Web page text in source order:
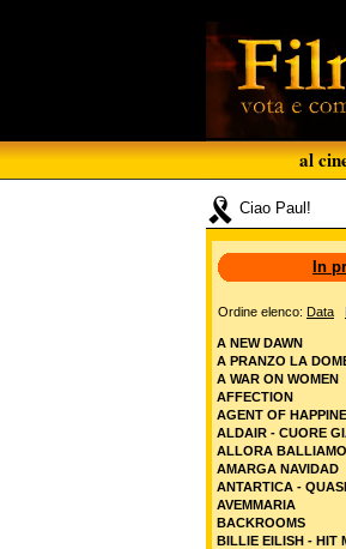
al
Ciao Paul!
In
Ordine elenco: Data
A NEW DAWN
A PRANZO LA
A WAR ON WOMEN
AFFECTION
AGENT OF
ALDAIR - CUORE
ALLORA BALLIAMO
AMARGA NAVIDAD
ANTARTICA -
AVEMMARIA
BACKROOMS
BILLIE EILISH - HIT